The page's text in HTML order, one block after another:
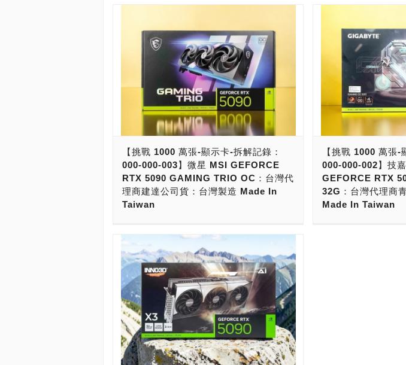
是目前市售最快，由微星科技打造的「MSI
戲顯示卡 閃電卡皇」。 這次拿到要開箱的是
「微星 MSI GeForce RTX 5090 32G
LIGHTNING Z」顯示卡。這張卡有多厲害
呢？根據光華商場店家表示：「要配貨到一張
微星閃電王卡MSI GeFoce RTX 5090 32G
LIGHTNING Z顯示卡，得要先拿至少『100
台微星電競螢幕』，是光華商場目前店家進貨
壓力最大的顯示卡皇！」台灣上市時間，洽巧
為農曆過年前，初始上市價格為台幣16.5萬！
目前，能買得到的台灣現貨價格，為台幣20萬
左右！ 目前，微星則將顯示卡產品分為7大系
列，分別為LIGHTNING、SUPRIM、
VANGUARD、EXPERT、GAMING、
GAMING SLIM與VENTUS系列。
球僅供貨 1,300 張」，台灣配貨到「100
張」。每一張顯示卡上面，都有專屬身分證號
碼，標示「LIMITED EDITION」，有專屬的
身分編號，小編拿到這一張則是「0825
/1300」，入手價格為「台幣 20 萬元」。
「微星 MSI GeForce RTX 5090 32G
LIGHTNING Z」產品型號為G5090-32LZ，產
品編號為GRMS509LIGHTNINGZ，內部編號
為912-V530-239（602-V530-104S），是微
Gaming GeForce
5090顯示卡」產品線
TUF Gaming、ROG
MATRIX與ProArt四
一體式水冷版，並分
出了BTF背插式版本
電源。還有30週年紀
能。更針對了阿拉伯
式相當豐富任君挑選
Gaming GeForce
GDDR7」顯示卡，台
股份有限公司」所代
軍規級元件，搭配12
用上了相變式散熱片
術進行了PCB保護塗
【挑戰 1000 萬張-顯示卡-拆解記錄：
000-000-003】微星 MSI GEFORCE
RTX 5090 GAMING TRIO OC：台灣代
理商建達公司貨：台灣製造 Made In
Taiwan
RTX 5090 GAMING TRIO OC」顯示卡。微
星原本與技嘉、華碩一樣，都是同時有做
NVIDIA與AMD顯示卡，但在Radeon RX
7900 GRE之後，放棄了AMD顯示卡產品線，
開始將顯示卡事業重壓在NVIDIA顯示卡產品
線。目前，微星則將顯示卡產品分為7大系
列，分別為LIGHTNING、SUPRIM、
VANGUARD、EXPERT、GAMING、
GAMING SLIM與VENTUS系列。 「微星
MSI GEFORCE RTX 5090 GAMING TRIO
【挑戰 1000 萬張-
000-000-002】技
GEFORCE RTX
32G：台灣代理商
Made In Taiwan